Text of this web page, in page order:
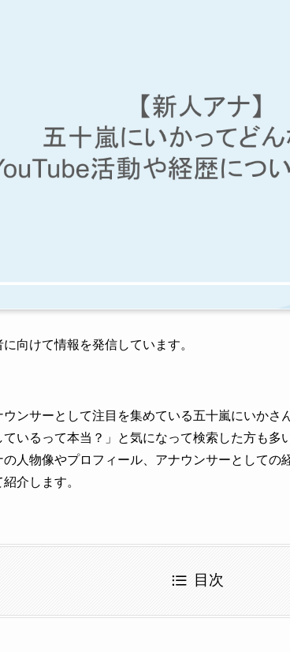
向けて情報を発信しています。
ンサーとして注目を集めている五十嵐にいかさ
ているって本当？」と気になって検索した方も
人物像やプロフィール、アナウンサーとしての
介します。
目次